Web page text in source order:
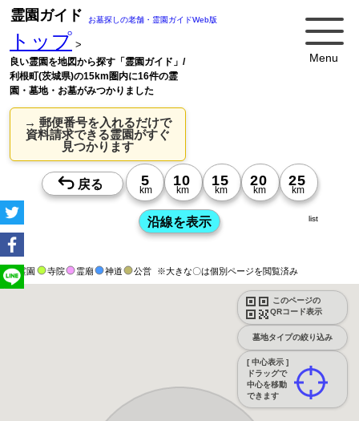
Menu
霊園ガイド お墓探しの老舗・霊園ガイドWeb版
トップ >
良い霊園を地図から探す「霊園ガイド」/
利根町(茨城県)の15km圏内に16件の霊
園・墓地・お墓がみつかりました
→ 郵便番号を入れるだけで
資料請求できる霊園がすぐ
見つかります
霊園 寺院 霊廟 神道 公営 ※大きな〇は個別ページを閲覧済み
このページの
QRコード表示
墓地タイプの絞り込み
[ 中心表示 ]
ドラッグで
中心を移動
できます
list